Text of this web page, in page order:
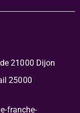
21000 Dijon
25000
franche-